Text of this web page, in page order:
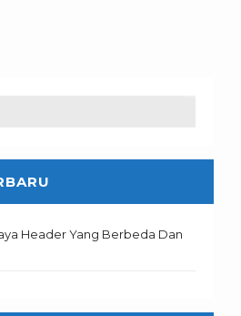
Header Yang Berbeda Dan